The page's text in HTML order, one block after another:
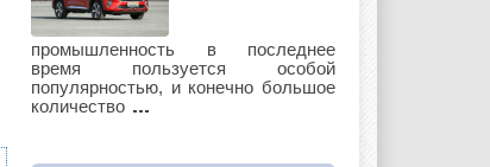
Lotus Lincoln
промышленность в последнее
время пользуется особой
популярностью, и конечно большое
количество